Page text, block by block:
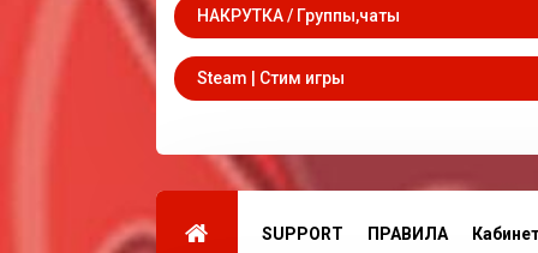
НАКРУТКА / Группы,чаты
Steam | Стим игры
SUPPORT ПРАВИЛА